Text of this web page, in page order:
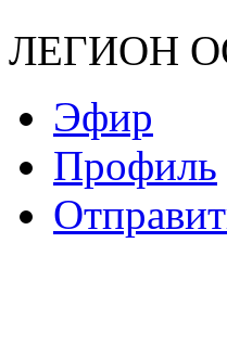
ЛЕГИОН
Эфир
Профиль